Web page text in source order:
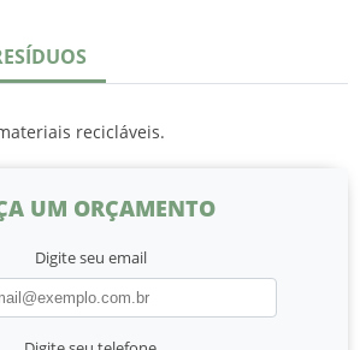
recicláveis.
UM ORÇAMENTO
Digite seu email